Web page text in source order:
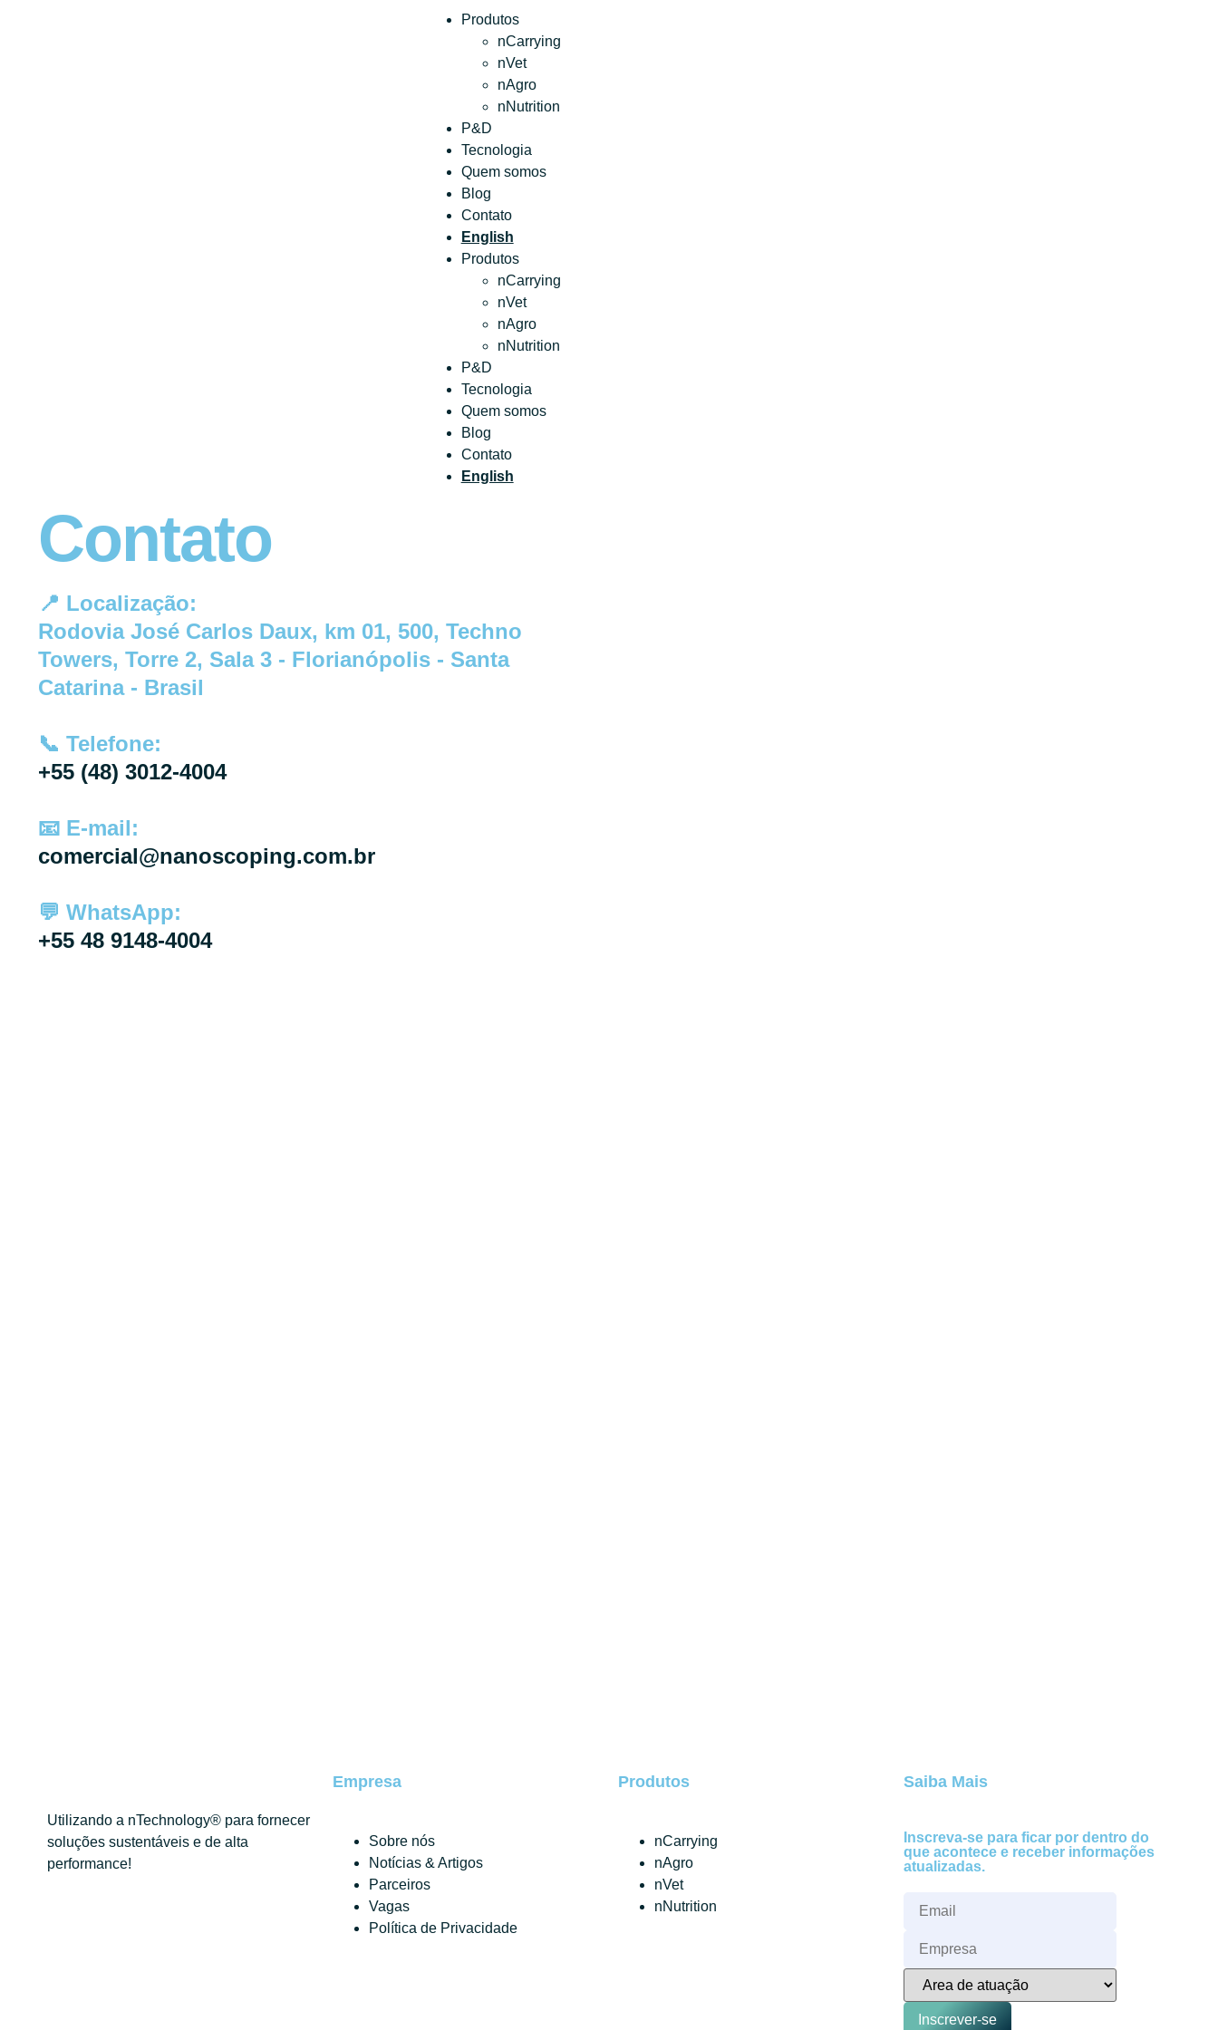
Produtos
nCarrying
nVet
nAgro
nNutrition
P&D
Tecnologia
Quem somos
Blog
Contato
English
Produtos
nCarrying
nVet
nAgro
nNutrition
P&D
Tecnologia
Quem somos
Blog
Contato
English
Contato
📍 Localização:
Rodovia José Carlos Daux, km 01, 500, Techno
Towers, Torre 2, Sala 3 - Florianópolis - Santa
Catarina - Brasil
📞 Telefone:
+55 (48) 3012-4004
📧 E-mail:
comercial@nanoscoping.com.br
💬 WhatsApp:
+55 48 9148-4004
Utilizando a nTechnology® para fornecer
soluções sustentáveis e de alta
performance!
Empresa
Sobre nós
Notícias & Artigos
Parceiros
Vagas
Política de Privacidade
Produtos
nCarrying
nAgro
nVet
nNutrition
Saiba Mais
Inscreva-se para ficar por dentro do
que acontece e receber informações
atualizadas.
Inscrever-se